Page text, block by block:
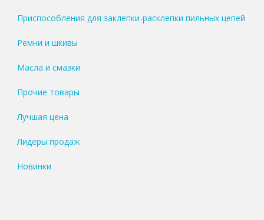
Приспособления для заклепки-расклепки пильных цепей
Ремни и шкивы
Масла и смазки
Прочие товары
Лучшая цена
Лидеры продаж
Новинки